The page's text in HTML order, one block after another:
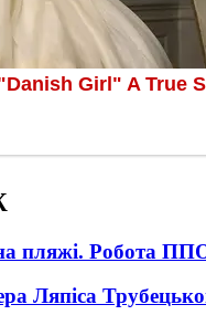
пляжі. Робота ППО
Ляпіса